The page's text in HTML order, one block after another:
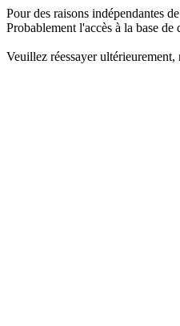
Pour des raisons indépendantes
Probablement l'accès à la base de
Veuillez réessayer